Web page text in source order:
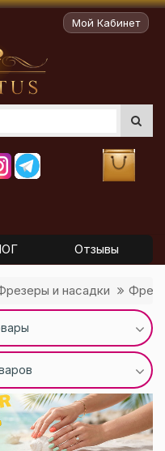
Мой Кабинет
Отзывы
и насадки